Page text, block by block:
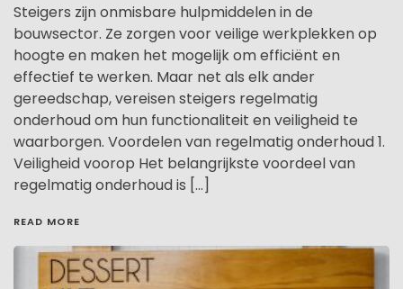
Steigers zijn onmisbare hulpmiddelen in de
bouwsector. Ze zorgen voor veilige werkplekken op
hoogte en maken het mogelijk om efficiënt en
effectief te werken. Maar net als elk ander
gereedschap, vereisen steigers regelmatig
onderhoud om hun functionaliteit en veiligheid te
waarborgen. Voordelen van regelmatig onderhoud 1.
Veiligheid voorop Het belangrijkste voordeel van
regelmatig onderhoud is […]
READ MORE